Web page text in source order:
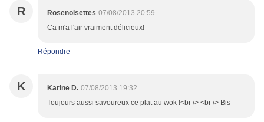
R Rosenoisettes 07/08/2013 20:59
Ca m'a l'air vraiment délicieux!
Répondre
K Karine D. 07/08/2013 19:32
Toujours aussi savoureux ce plat au wok !<br /> <br /> Bis